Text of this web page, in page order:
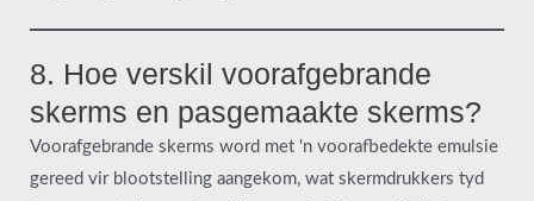
8. Hoe verskil voorafgebrande
skerms en pasgemaakte skerms?
Voorafgebrande skerms word met 'n voorafbedekte emulsie
gereed vir blootstelling aangekom, wat skermdrukkers tyd